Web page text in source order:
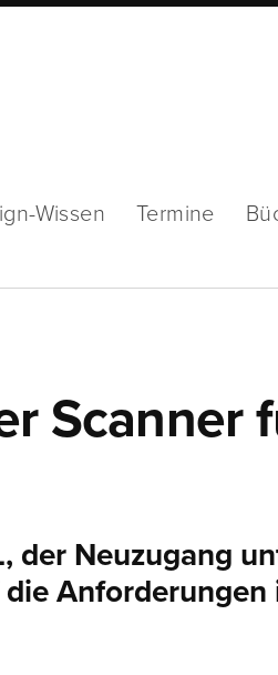
Wissen Termine
Scanner
der Neuzugang
die Anforderungen